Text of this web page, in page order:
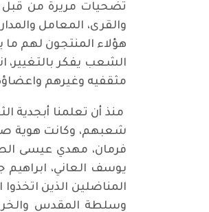
تضحيات مريرة من قبل
والقرى، المعامل
هؤلاء المنتجون لهم ما
الشعب يفكر بالتغيير،
مثقفيه وغيرهم واعضاؤه
منذ أن تعلمنا أبجدية
شعبهم، وكانت هوية
فرمان، مهدي عيسى
يوسف العاني، ابراهيم
المناضلين الذين اتخذوا
وسلطة المقدس